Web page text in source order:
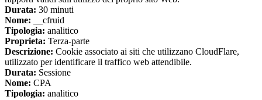
Durata: 30 minuti
Nome: __cfruid
Tipologia: analitico
Proprieta: Terza-parte
Descrizione: Cookie associato ai siti che utilizzano CloudFlare,
utilizzato per identificare il traffico web attendibile.
Durata: Sessione
Nome: CPA
Tipologia: analitico